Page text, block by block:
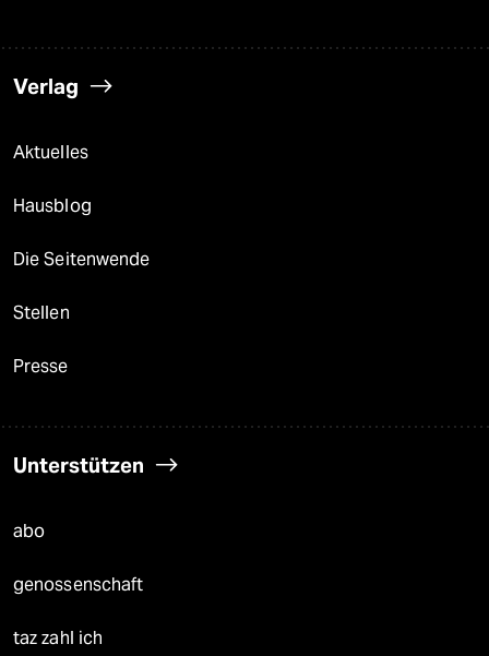
Verlag
Aktuelles
Hausblog
Die Seitenwende
Stellen
Presse
Unterstützen
abo
genossenschaft
taz zahl ich